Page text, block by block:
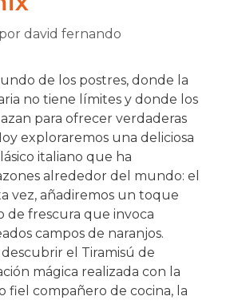
por david fernando
de los postres, donde la
no tiene límites y donde los
para ofrecer verdaderas
exploraremos una deliciosa
italiano que ha
alrededor del mundo: el
vez, añadiremos un toque
de frescura que invoca
campos de naranjos.
el Tiramisú de
mágica realizada con la
fiel compañero de cocina, la